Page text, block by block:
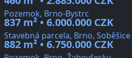
Pozemok, Brno-Bystrc
837 m² • 6.000.000 CZK
Stavebná parcela, Brno, Soběšice
882 m² • 6.750.000 CZK